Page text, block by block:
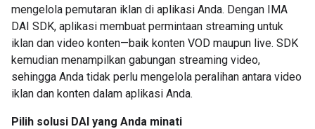
mengelola pemutaran iklan di aplikasi Anda. Dengan IMA
DAI SDK, aplikasi membuat permintaan streaming untuk
iklan dan video konten—baik konten VOD maupun live. SDK
kemudian menampilkan gabungan streaming video,
sehingga Anda tidak perlu mengelola peralihan antara video
iklan dan konten dalam aplikasi Anda.
Pilih solusi DAI yang Anda minati